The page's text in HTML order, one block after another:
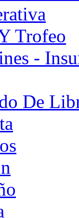
Trofeo
-
De